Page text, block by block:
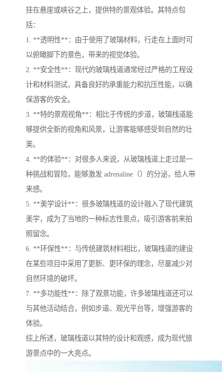
挂在悬崖或峡谷之上，提供特的景观体验。其特点包
括：
1. **透明性**：由于使用了玻璃材料，行走在上面时可
以俯瞰脚下的景色，带来的视觉体验。
2. **安全性**：现代的玻璃栈道通常经过严格的工程设
计和材料测试，具备良好的承重能力和抗压性能，以确
保游客的安全。
3. **特的景观视角**：相比于传统的步道，玻璃栈道能
够提供全新的视角和风景，让游客能够感受到自然的壮
美。
4. **的体验**：对很多人来说，从玻璃栈道上走过是一
种挑战和冒险，能够激发 adrenaline（）的分泌，给人带
来感。
5. **美学设计**：很多玻璃栈道的设计融入了现代建筑
美学，成为了当地的一种标志性景点，吸引游客前来拍
照留念。
6. **环保性**：与传统建筑材料相比，玻璃栈道的建设
在某些项目中采用了更新、更环保的理念，尽量减少对
自然环境的破坏。
7. **多功能性**：除了观景功能，许多玻璃栈道还可以
与其他活动结合，例如步道、观光平台等，增强游客的
体验。
综上所述，玻璃栈道以其特的设计和观感，成为现代旅
游景点中的一大亮点。